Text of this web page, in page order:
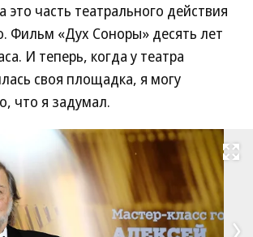
это часть театрального действия
Фильм «Дух Соноры» десять лет
И теперь, когда у театра
своя площадка, я могу
что я задумал.
Развернуть